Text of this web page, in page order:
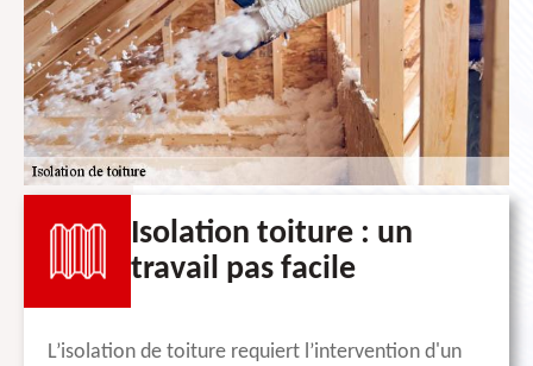
Isolation toiture : un
travail pas facile
L’isolation de toiture requiert l’intervention d'un